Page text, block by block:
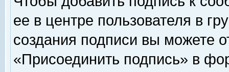
ее в центре пользователя в
создания подписи вы можете
«Присоединить подпись» в